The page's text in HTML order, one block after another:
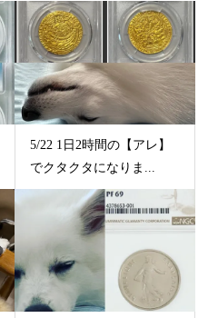
5/22 1日2時間の【アレ】
でクタクタになりま...